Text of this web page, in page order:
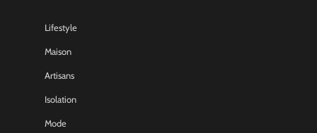
Lifestyle
Maison
Artisans
Isolation
Mode